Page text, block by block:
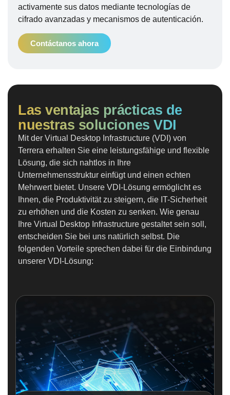
activamente sus datos mediante tecnologías de
cifrado avanzadas y mecanismos de autenticación.
Contáctanos ahora
Las ventajas prácticas de
nuestras soluciones VDI
Mit der Virtual Desktop Infrastructure (VDI) von
Terrera erhalten Sie eine leistungsfähige und flexible
Lösung, die sich nahtlos in Ihre
Unternehmensstruktur einfügt und einen echten
Mehrwert bietet. Unsere VDI-Lösung ermöglicht es
Ihnen, die Produktivität zu steigern, die IT-Sicherheit
zu erhöhen und die Kosten zu senken. Wie genau
Ihre Virtual Desktop Infrastructure gestaltet sein soll,
entscheiden Sie bei uns natürlich selbst. Die
folgenden Vorteile sprechen dabei für die Einbindung
unserer VDI-Lösung: